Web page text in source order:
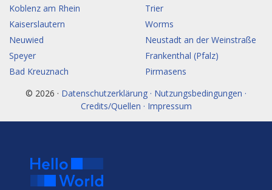
Koblenz am Rhein
Trier
Kaiserslautern
Worms
Neuwied
Neustadt an der Weinstraße
Speyer
Frankenthal (Pfalz)
Bad Kreuznach
Pirmasens
© 2026 · Datenschutzerklärung · Nutzungsbedingungen ·
Credits/Quellen · Impressum